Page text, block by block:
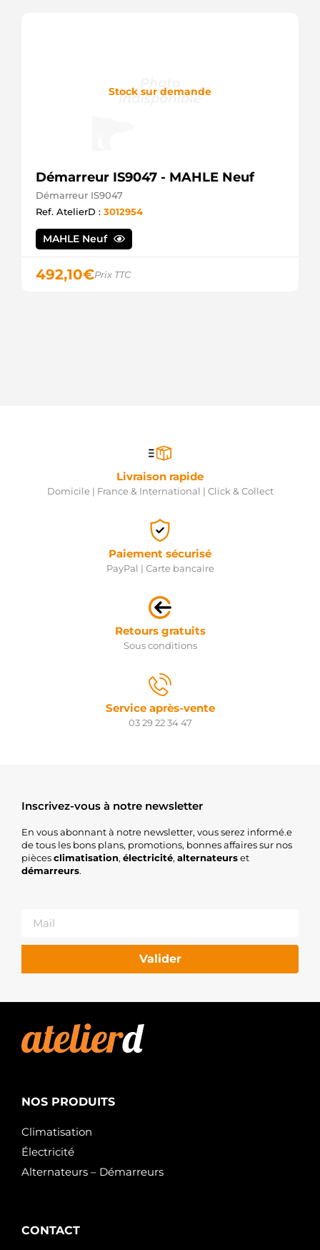
Stock sur demande
Démarreur IS9047 - MAHLE Neuf
Démarreur IS9047
Ref. AtelierD : 3012954
MAHLE Neuf
492,10€Prix TTC
Livraison rapide
Domicile | France & International | Click & Collect
Paiement sécurisé
PayPal | Carte bancaire
Retours gratuits
Sous conditions
Service après-vente
03 29 22 34 47
Inscrivez-vous à notre newsletter
En vous abonnant à notre newsletter, vous serez informé.e
de tous les bons plans, promotions, bonnes affaires sur nos
piècesclimatisation, électricité, alternateurset
démarreurs.
Valider
NOS PRODUITS
Climatisation
Électricité
Alternateurs – Démarreurs
CONTACT